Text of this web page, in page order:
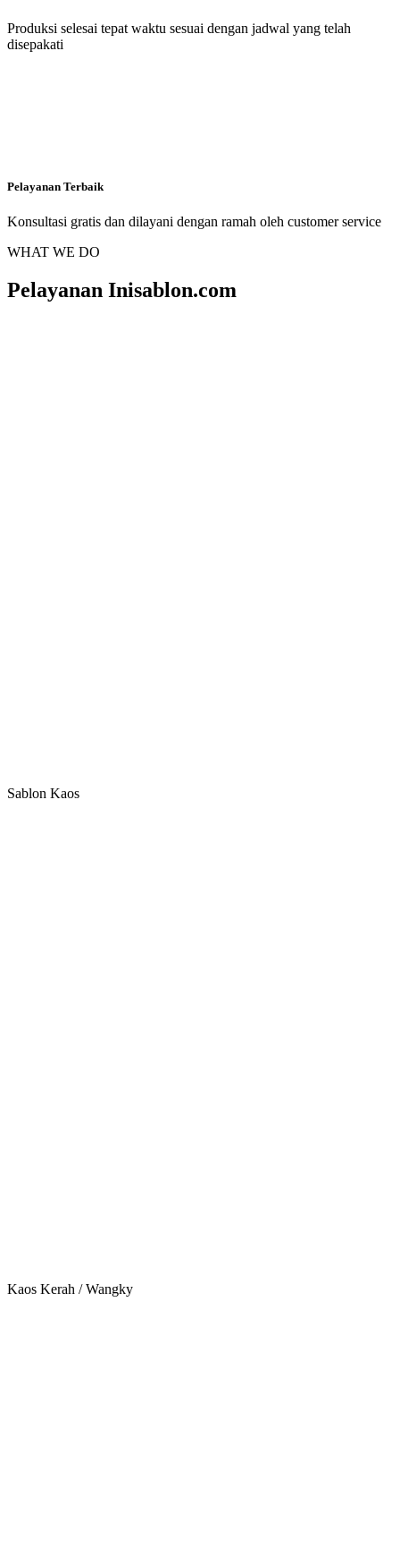
Produksi selesai tepat waktu sesuai dengan jadwal yang telah
disepakati
Pelayanan Terbaik
Konsultasi gratis dan dilayani dengan ramah oleh customer service
WHAT WE DO
Pelayanan Inisablon.com
Sablon Kaos
Kaos Kerah / Wangky